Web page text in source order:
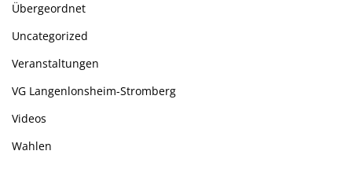
Übergeordnet
Uncategorized
Veranstaltungen
VG Langenlonsheim-Stromberg
Videos
Wahlen